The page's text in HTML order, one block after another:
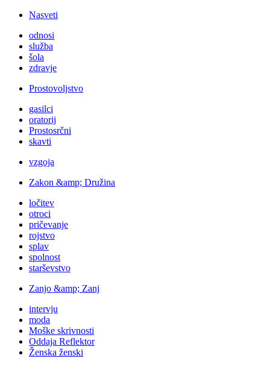
Nasveti
odnosi
služba
šola
zdravje
Prostovoljstvo
gasilci
oratorij
Prostosrčni
skavti
vzgoja
Zakon &amp; Družina
ločitev
otroci
pričevanje
rojstvo
splav
spolnost
starševstvo
Zanjo &amp; Zanj
intervju
moda
Moške skrivnosti
Oddaja Reflektor
Ženska ženski